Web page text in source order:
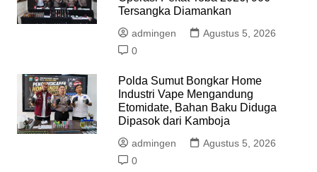
Tersangka Diamankan
admingen
Agustus 5, 2026
0
Polda Sumut Bongkar Home
Industri Vape Mengandung
Etomidate, Bahan Baku Diduga
Dipasok dari Kamboja
admingen
Agustus 5, 2026
0